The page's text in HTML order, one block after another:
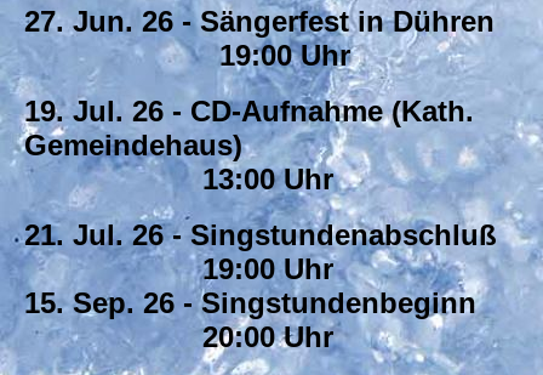
27. Jun. 26 - Sängerfest in Dühren
19:00 Uhr
19. Jul. 26 - CD-Aufnahme (Kath.
Gemeindehaus)
13:00 Uhr
21. Jul. 26 - Singstundenabschluß
19:00 Uhr
15. Sep. 26 - Singstundenbeginn
20:00 Uhr